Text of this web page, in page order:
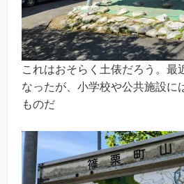
これはおそらく土俵だろう。最
なったが、小学校や公共施設に
ものだ